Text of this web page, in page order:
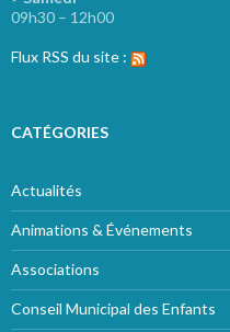
09h30 – 12h00
Flux RSS du site :
CATÉGORIES
Actualités
Animations & Événements
Associations
Conseil Municipal des Enfants